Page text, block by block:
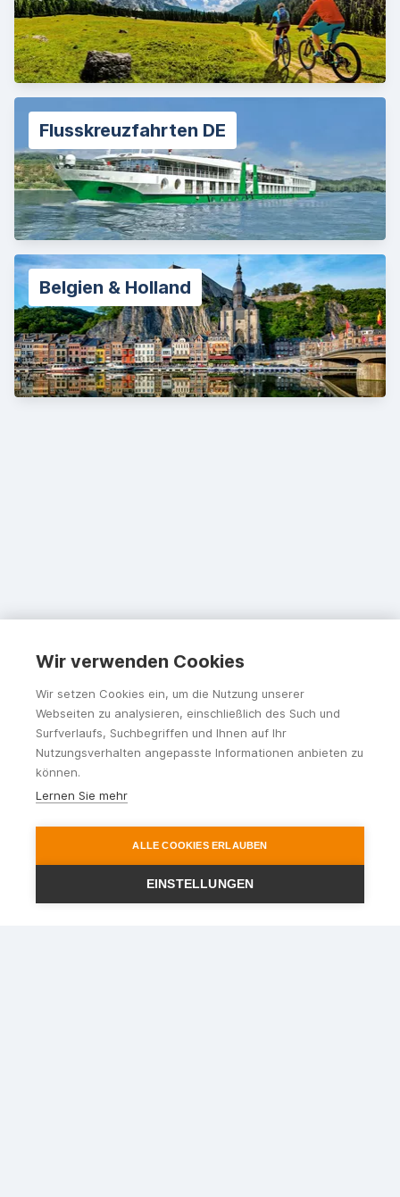
Flusskreuzfahrten DE
Belgien & Holland
Wir verwenden Cookies
Wir setzen Cookies ein, um die Nutzung unserer
Webseiten zu analysieren, einschließlich des Such und
Surfverlaufs, Suchbegriffen und Ihnen auf Ihr
Nutzungsverhalten angepasste Informationen anbieten zu
können.
Lernen Sie mehr
ALLE COOKIES ERLAUBEN
EINSTELLUNGEN